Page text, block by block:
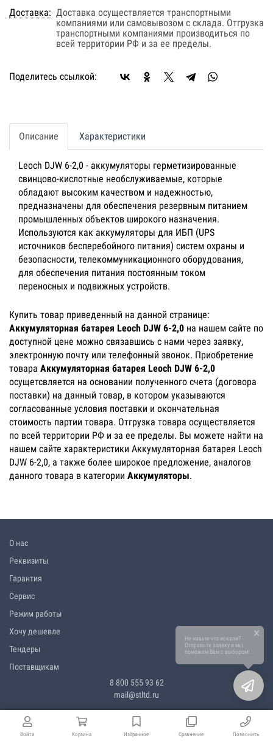
Войти Корзина Избранное Сравнение Позвонить
Доставка: Доставка осуществляется транспортными
компаниями или самовывозом с склада. Отгрузка
транспортными компаниями производиться по
всей территории РФ и за ее пределы.
Поделитесь ссылкой:
Описание Характеристики
Leoch DJW 6-2,0 - аккумуляторы герметизированные
свинцово-кислотные необслуживаемые, которые
обладают высоким качеством и надежностью,
предназначены для обеспечения резервным питанием
промышленных объектов широкого назначения.
Используются как аккумуляторы для ИБП (UPS
источников бесперебойного питания) систем охраны и
безопасности, телекоммуникационного оборудования,
для обеспечения питания постоянным током
переносных и подвижных устройств.
Купить товар приведенный на данной странице:
Аккумуляторная батарея Leoch DJW 6-2,0 на нашем сайте по
доступной цене можно связавшись с нами через заявку,
электронную почту или телефонный звонок. Приобретение
товара Аккумуляторная батарея Leoch DJW 6-2,0
осущетсвляется на основании полученного счета (договора
поставки) на данный товар, в котором указываются
согласованные условия поставки и окончательная
стоимость партии товара. Отгрузка товара осуществляется
по всей территории РФ и за ее пределы. Вы можете найти на
нашем сайте характеристики Аккумуляторная батарея Leoch
DJW 6-2,0, а также более широкое предложение, аналогов
данного товара в категории Аккумуляторы.
О нас
Реквизиты
Гарантия
Сервис
Режим работы
Хочу дешевле
Тендеры
Поставщикам
8 800 555 93 62
mail@stltd.ru
Не нашли что искали?
Отправьте заявку и мы
поможем Вам с выбором!
×